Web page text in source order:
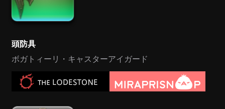
頭防具
ボガトィーリ・キャスターアイガード